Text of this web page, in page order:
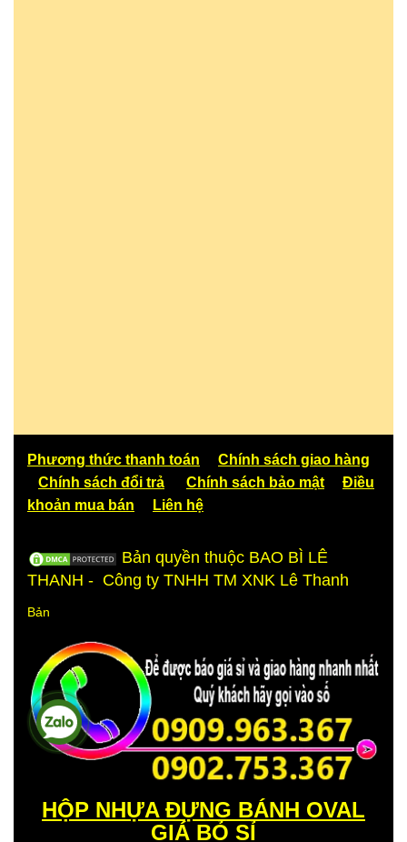
Phương thức thanh toán
Chính sách giao hàng
Chính sách đổi trả
Chính sách bảo mật
Điều
khoản mua bán
Liên hệ
Bản quyền thuộc BAO BÌ LÊ
THANH - Công ty TNHH TM XNK Lê Thanh
Bản